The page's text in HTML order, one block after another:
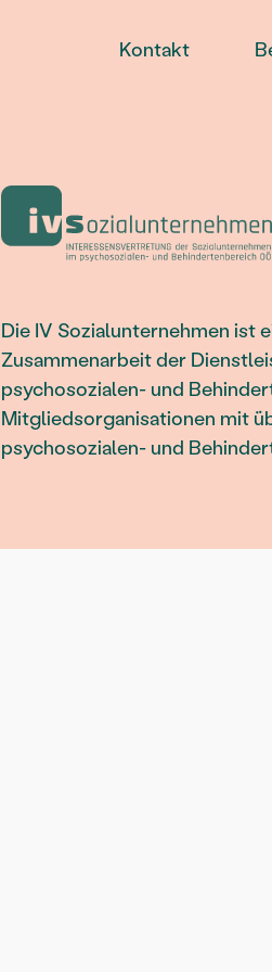
Kontakt
Die IV Sozialunternehmen ist
Zusammenarbeit der
psychosozialen- und
Mitgliedsorganisationen mit
psychosozialen- und